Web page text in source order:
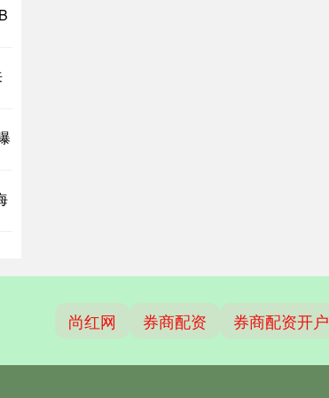
尚红网 券商配资 券商配资开户